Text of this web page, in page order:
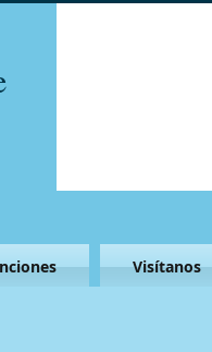
Visítanos